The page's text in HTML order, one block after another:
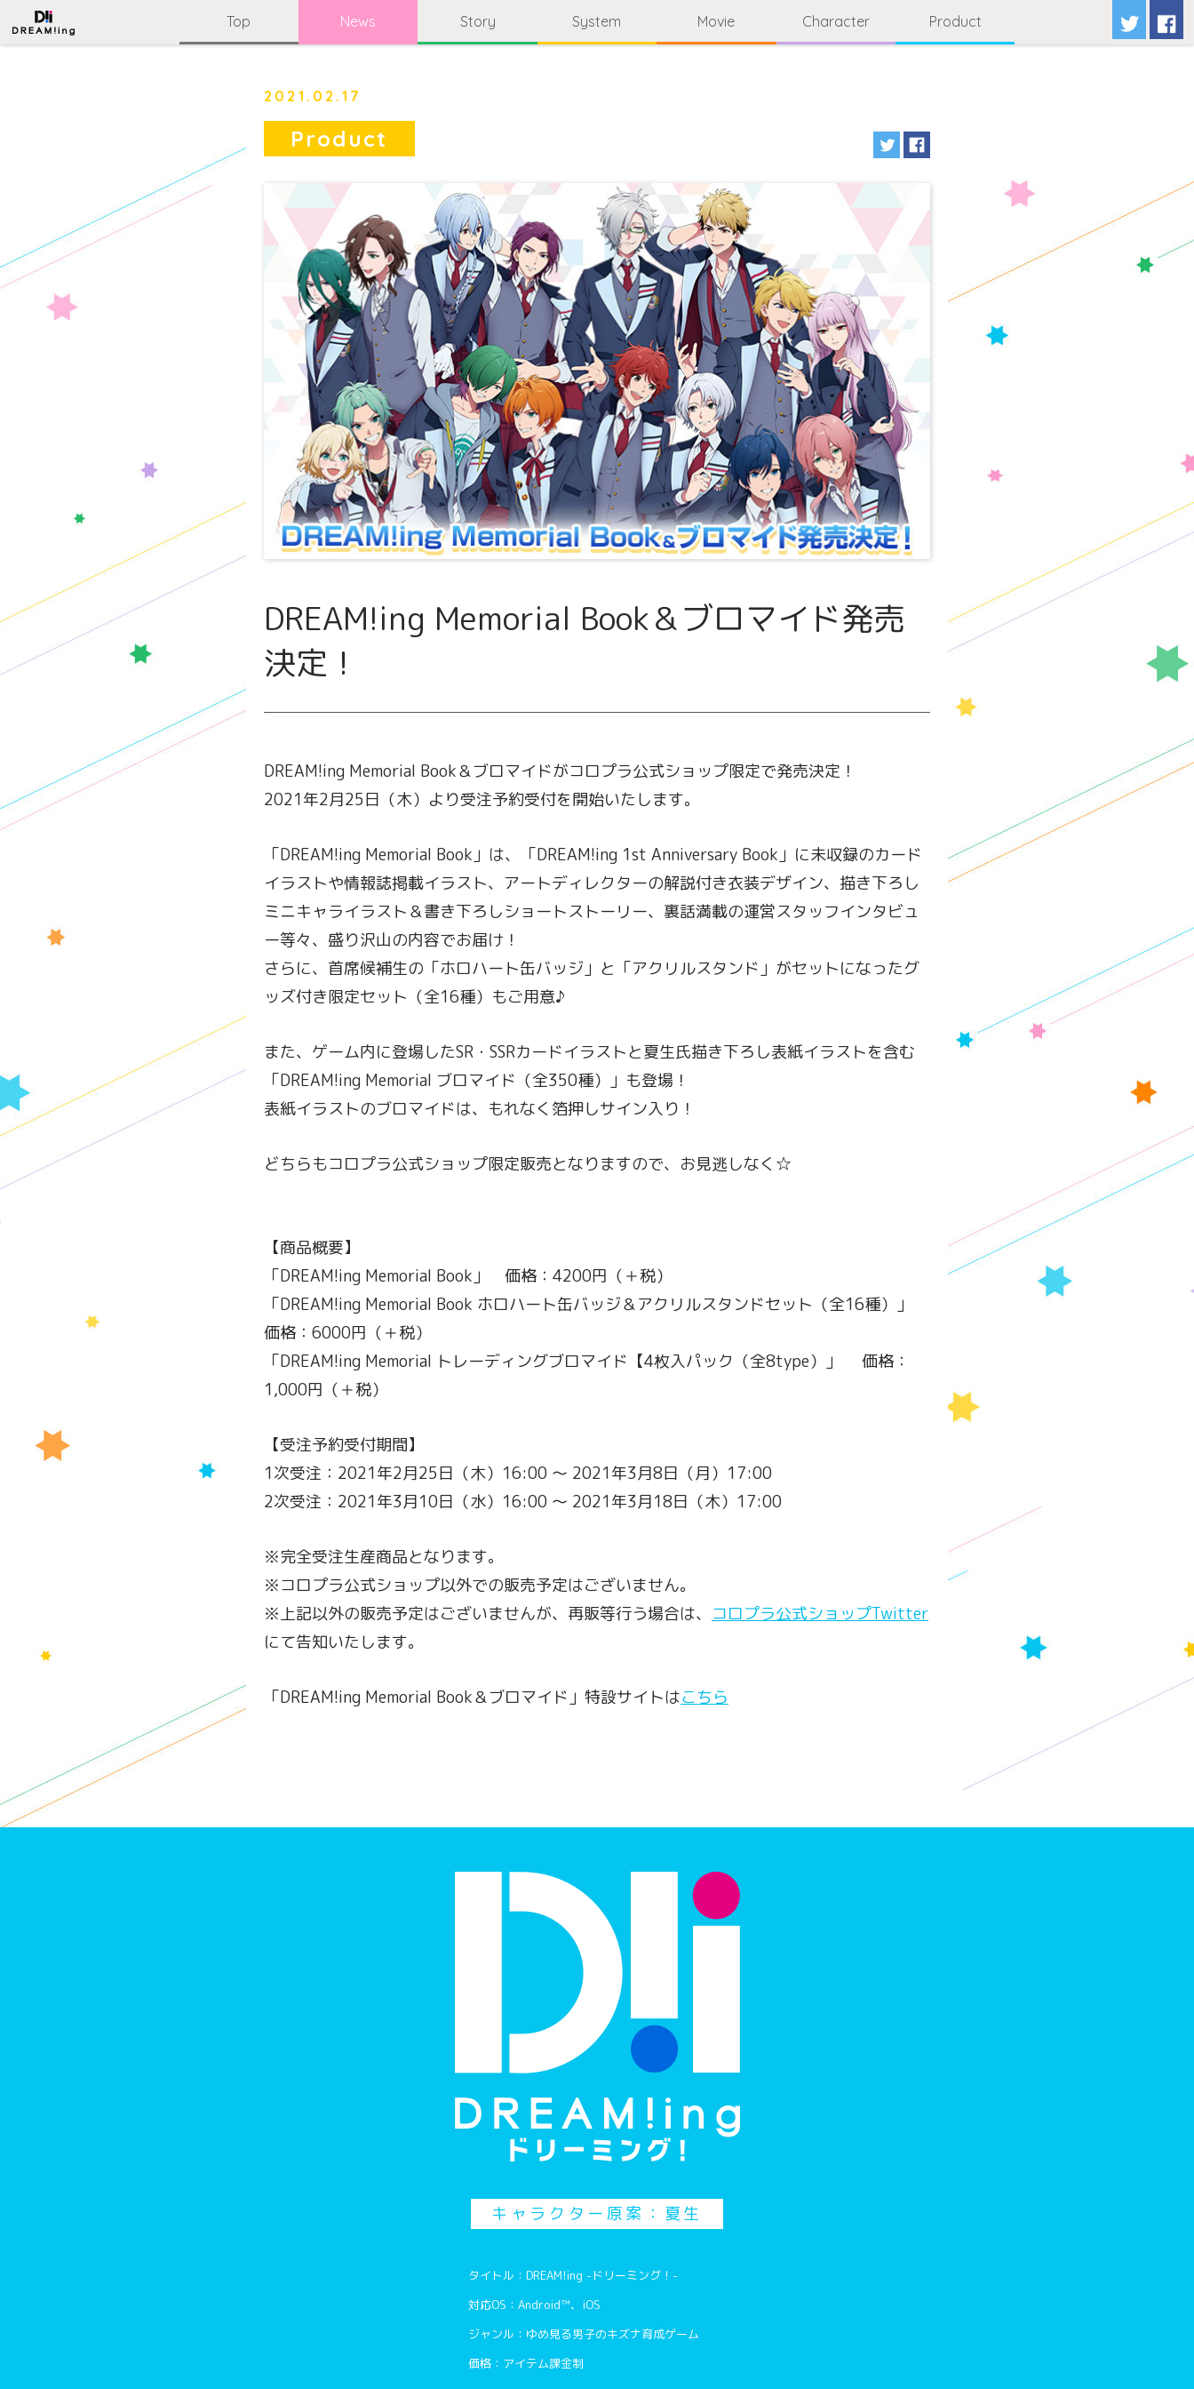
Top News Story System Movie Character Product
2021.02.17
DREAM!ing Memorial Book＆ブロマイド発売
決定！
DREAM!ing Memorial Book＆ブロマイドがコロプラ公式ショップ限定で発売決定！
2021年2月25日（木）より受注予約受付を開始いたします。
「DREAM!ing Memorial Book」は、「DREAM!ing 1st Anniversary Book」に未収録のカード
イラストや情報誌掲載イラスト、アートディレクターの解説付き衣装デザイン、描き下ろし
ミニキャライラスト＆書き下ろしショートストーリー、裏話満載の運営スタッフインタビュ
ー等々、盛り沢山の内容でお届け！
さらに、首席候補生の「ホロハート缶バッジ」と「アクリルスタンド」がセットになったグ
ッズ付き限定セット（全16種）もご用意♪
また、ゲーム内に登場したSR・SSRカードイラストと夏生氏描き下ろし表紙イラストを含む
「DREAM!ing Memorial ブロマイド（全350種）」も登場！
表紙イラストのブロマイドは、もれなく箔押しサイン入り！
どちらもコロプラ公式ショップ限定販売となりますので、お見逃しなく☆
【商品概要】
「DREAM!ing Memorial Book」 価格：4200円（＋税）
「DREAM!ing Memorial Book ホロハート缶バッジ＆アクリルスタンドセット（全16種）」
価格：6000円（＋税）
「DREAM!ing Memorial トレーディングブロマイド【4枚入パック（全8type）」 価格：
1,000円（＋税）
【受注予約受付期間】
1次受注：2021年2月25日（木）16:00 〜 2021年3月8日（月）17:00
2次受注：2021年3月10日（水）16:00 〜 2021年3月18日（木）17:00
※完全受注生産商品となります。
※コロプラ公式ショップ以外での販売予定はございません。
※上記以外の販売予定はございませんが、再販等行う場合は、 コロプラ公式ショップTwitter
にて告知いたします。
「DREAM!ing Memorial Book＆ブロマイド」特設サイトはこちら
キャラクター原案：夏生
タイトル：DREAM!ing -ドリーミング！-
対応OS：Android™、iOS
ジャンル：ゆめ見る男子のキズナ育成ゲーム
価格：アイテム課金制